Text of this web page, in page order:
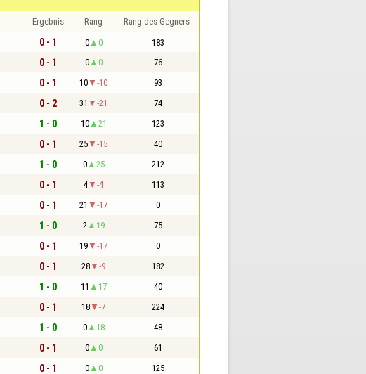
Ergebnis Rang Rang des Gegners
0 - 1 0 0 183
0 - 1 0 0 76
0 - 1 10 -10 93
0 - 2 31 -21 74
1 - 0 10 21 123
0 - 1 25 -15 40
1 - 0 0 25 212
0 - 1 4 -4 113
0 - 1 21 -17 0
1 - 0 2 19 75
0 - 1 19 -17 0
0 - 1 28 -9 182
1 - 0 11 17 40
0 - 1 18 -7 224
1 - 0 0 18 48
0 - 1 0 0 61
0 - 1 0 0 125